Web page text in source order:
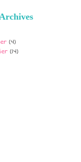
(4)
(14)